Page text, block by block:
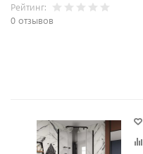
Рейтинг:
0 отзывов